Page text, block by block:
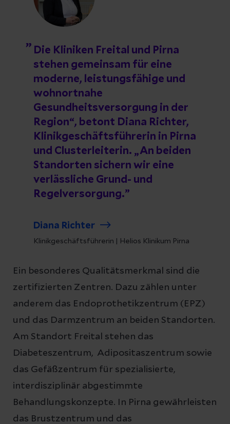
Klinikgeschäftsführerin | Helios Klinikum Pirna
Die Kliniken Freital und Pirna
stehen gemeinsam für eine
moderne, leistungsfähige und
wohnortnahe
Gesundheitsversorgung in der
Region“, betont Diana Richter,
Klinikgeschäftsführerin in Pirna
und Clusterleiterin. „An beiden
Standorten sichern wir eine
verlässliche Grund- und
Regelversorgung.
Diana Richter
Ein besonderes Qualitätsmerkmal sind die
zertifizierten Zentren. Dazu zählen unter
anderem das Endoprothetikzentrum (EPZ)
und das Darmzentrum an beiden Standorten.
Am Standort Freital stehen das
Diabeteszentrum, Adipositaszentrum sowie
das Gefäßzentrum für spezialisierte,
interdisziplinär abgestimmte
Behandlungskonzepte. In Pirna gewährleisten
das Brustzentrum und das